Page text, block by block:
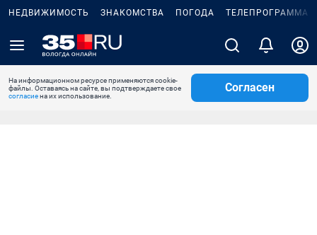
НЕДВИЖИМОСТЬ ЗНАКОМСТВА ПОГОДА ТЕЛЕПРОГРАММА
На информационном ресурсе применяются cookie-
файлы. Оставаясь на сайте, вы подтверждаете свое
согласиена их использование.
Согласен